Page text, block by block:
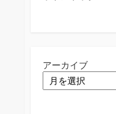
アーカイブ